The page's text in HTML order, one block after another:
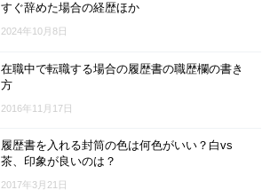
すぐ辞めた場合の経歴ほか
2024年10月8日
在職中で転職する場合の履歴書の職歴欄の書き
方
2016年11月17日
履歴書を入れる封筒の色は何色がいい？白vs
茶、印象が良いのは？
2017年3月21日